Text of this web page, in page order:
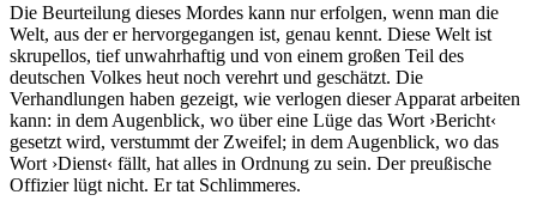
Die Beurteilung dieses Mordes kann nur erfolgen, wenn man die
Welt, aus der er hervorgegangen ist, genau kennt. Diese Welt ist
skrupellos, tief unwahrhaftig und von einem großen Teil des
deutschen Volkes heut noch verehrt und geschätzt. Die
Verhandlungen haben gezeigt, wie verlogen dieser Apparat arbeiten
kann: in dem Augenblick, wo über eine Lüge das Wort ›Bericht‹
gesetzt wird, verstummt der Zweifel; in dem Augenblick, wo das
Wort ›Dienst‹ fällt, hat alles in Ordnung zu sein. Der preußische
Offizier lügt nicht. Er tat Schlimmeres.